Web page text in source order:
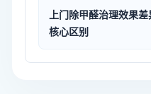
上门除甲醛治理效果
核心区别